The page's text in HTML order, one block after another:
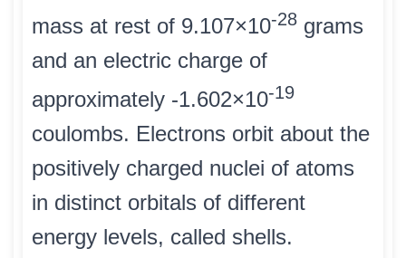
mass at rest of 9.107×10-28 grams
and an electric charge of
approximately -1.602×10-19
coulombs. Electrons orbit about the
positively charged nuclei of atoms
in distinct orbitals of different
energy levels, called shells.